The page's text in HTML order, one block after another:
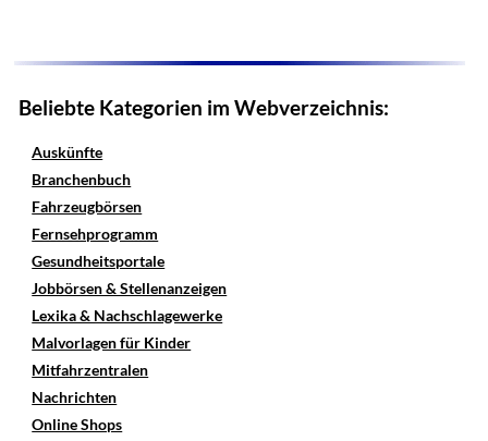
Beliebte Kategorien im Webverzeichnis:
Auskünfte
Branchenbuch
Fahrzeugbörsen
Fernsehprogramm
Gesundheitsportale
Jobbörsen & Stellenanzeigen
Lexika & Nachschlagewerke
Malvorlagen für Kinder
Mitfahrzentralen
Nachrichten
Online Shops